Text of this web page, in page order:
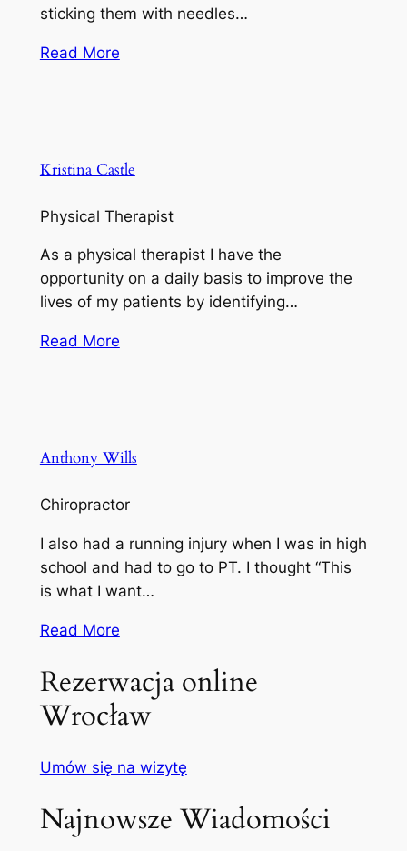
sticking them with needles…
Read More
Kristina Castle
Physical Therapist
As a physical therapist I have the
opportunity on a daily basis to improve the
lives of my patients by identifying…
Read More
Anthony Wills
Chiropractor
I also had a running injury when I was in high
school and had to go to PT. I thought “This
is what I want…
Read More
Rezerwacja online
Wrocław
Umów się na wizytę
Najnowsze Wiadomości